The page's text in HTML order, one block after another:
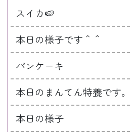
スイカ🍉
本日の様子です＾＾
パンケーキ
本日のまんてん特養です。
本日の様子